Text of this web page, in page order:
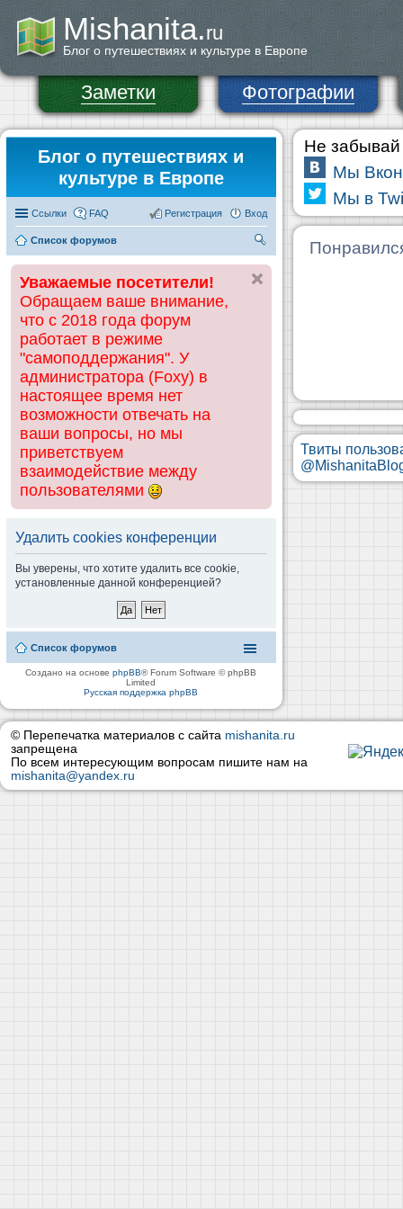
Mishanita.ru
Блог о путешествиях и культуре в Европе
Заметки Фотографии
Блог о путешествиях и
культуре в Европе
Ссылки FAQ Вход
Регистрация
Список форумов
ск
Уважаемые посетители!
Обращаем ваше внимание,
что с 2018 года форум
работает в режиме
"самоподдержания". У
администратора (Foxy) в
настоящее время нет
возможности отвечать на
ваши вопросы, но мы
приветствуем
взаимодействие между
пользователями
Удалить cookies конференции
Вы уверены, что хотите удалить все cookie,
установленные данной конференцией?
Список форумов
Создано на основеphpBB® Forum Software © phpBB
Limited
Русская поддержка phpBB
Не забывай
Мы
Мы в
Твиты
© Перепечатка материалов с сайта mishanita.ru
запрещена
По всем интересующим вопросам пишите нам на
mishanita@yandex.ru